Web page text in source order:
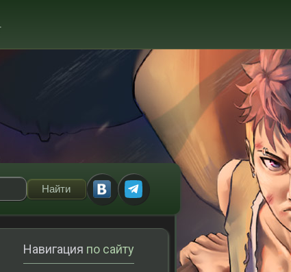
Навигация по сайту